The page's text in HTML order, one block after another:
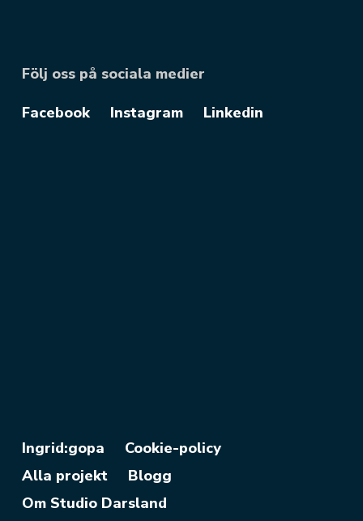
Följ oss på sociala medier
Facebook
Instagram Linkedin
Ingrid:gopa
Cookie-policy
Alla projekt
Blogg
Om Studio Darsland